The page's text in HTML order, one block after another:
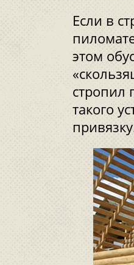
Если в
этом
стропил
такого